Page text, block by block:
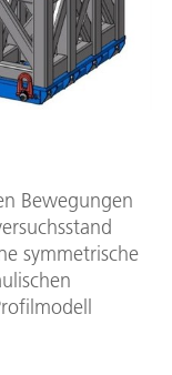
Bewegungen
symmetrische